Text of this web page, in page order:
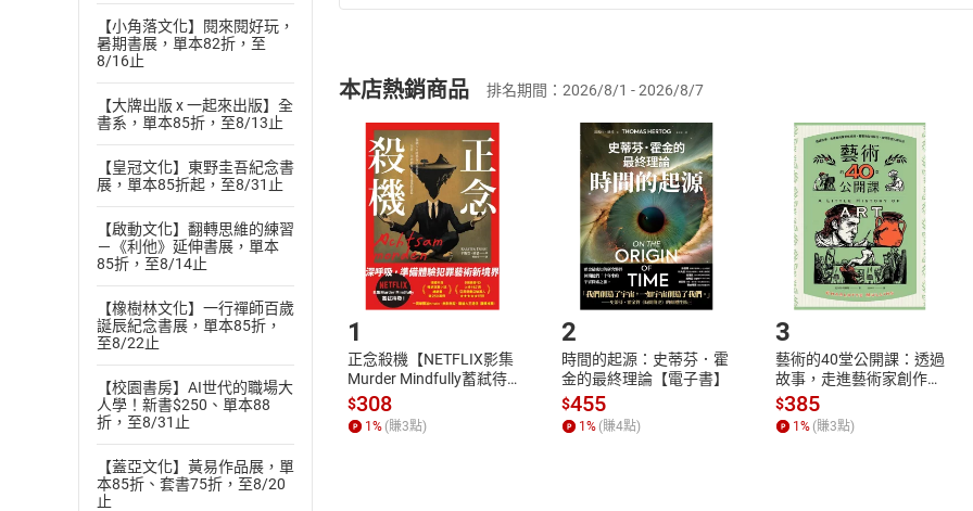
【小角落文化】閱來閱好玩，
暑期書展，單本82折，至
8/16止
【大牌出版 x 一起來出版】全
書系，單本85折，至8/13止
【皇冠文化】東野圭吾紀念書
展，單本85折起，至8/31止
【啟動文化】翻轉思維的練習
－《利他》延伸書展，單本
85折，至8/14止
【橡樹林文化】一行禪師百歲
誕辰紀念書展，單本85折，
至8/22止
【校園書房】AI世代的職場大
人學！新書$250、單本88
折，至8/31止
【蓋亞文化】黃易作品展，單
本85折、套書75折，至8/20
止
(一)依消費者保護法第19條第1項後段暨通訊交易解除權合理例外情事適用
(二)消費者訂購本店鋪之商品即代表知悉本店鋪所銷售之商品為電子書，
且已下載/存取電子書，不得請求退貨退款。
退貨方式：您欲取消訂單或辦理退貨時，請登入樂天市場，並於「我的訂單
貨」，本店鋪將依您的申請進行審核，待審核通過後將為您辦理退款事宜。
請注意，樂天市場須以整筆訂單為單位進行取消/退貨，恕無法以單支商品取
挑選商品
Choose
放入購物車
Shopping cart
登入帳號
Login
購書後，如何開始使用？
Step1.選擇閱讀載具 Step2.登入
本店熱銷商品 排名期間：2026/8/1 - 2026/8/7
1
正念殺機【NETFLIX影集
Murder Mindfully蓄弒待
發】【電子書】
$308
1 % (賺3點)
2
時間的起源：史蒂芬．霍
金的最終理論【電子書】
$455
1 % (賺4點)
3
藝術的40堂公開課：透過
故事，走進藝術家創作現
場，看藝術如何誕生、如
何形塑人類生活【電子
書】
$385
1 % (賺3點)